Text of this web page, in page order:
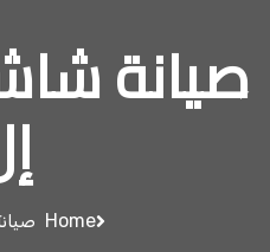
صيانة
Home